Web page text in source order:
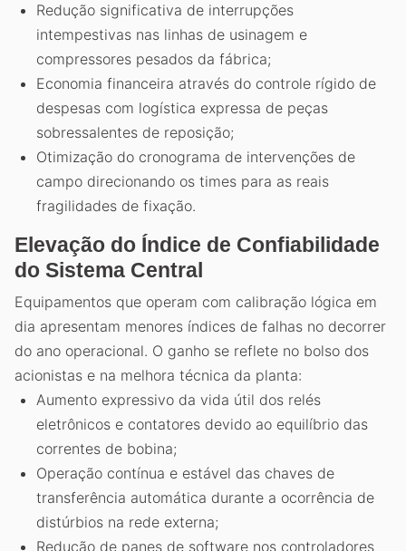
Redução significativa de interrupções
intempestivas nas linhas de usinagem e
compressores pesados da fábrica;
Economia financeira através do controle rígido de
despesas com logística expressa de peças
sobressalentes de reposição;
Otimização do cronograma de intervenções de
campo direcionando os times para as reais
fragilidades de fixação.
Elevação do Índice de Confiabilidade
do Sistema Central
Equipamentos que operam com calibração lógica em
dia apresentam menores índices de falhas no decorrer
do ano operacional. O ganho se reflete no bolso dos
acionistas e na melhora técnica da planta:
Aumento expressivo da vida útil dos relés
eletrônicos e contatores devido ao equilíbrio das
correntes de bobina;
Operação contínua e estável das chaves de
transferência automática durante a ocorrência de
distúrbios na rede externa;
Redução de panes de software nos controladores